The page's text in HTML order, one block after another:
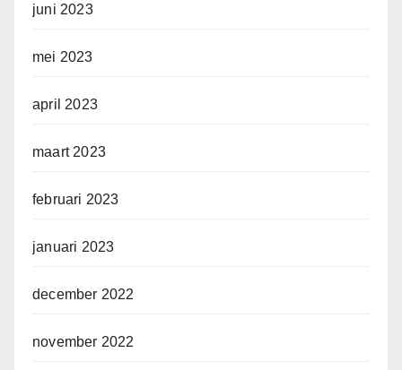
juni 2023
mei 2023
april 2023
maart 2023
februari 2023
januari 2023
december 2022
november 2022